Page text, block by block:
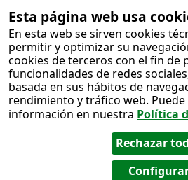
Esta página web usa
En esta web se sirven cookies
permitir y optimizar su
cookies de terceros con el fin de
funcionalidades de redes
basada en sus hábitos de
rendimiento y tráfico web.
información en nuestra Política